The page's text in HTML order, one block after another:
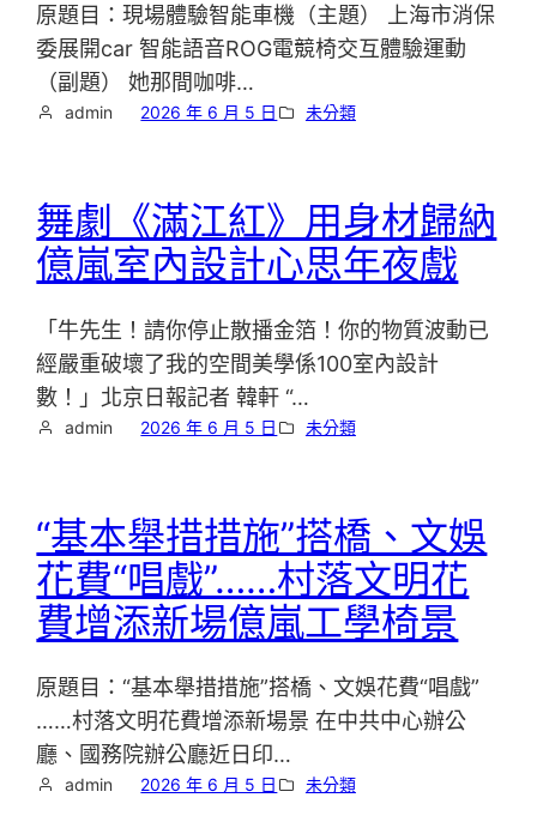
原題目：現場體驗智能車機（主題） 上海市消保
委展開car 智能語音ROG電競椅交互體驗運動
（副題） 她那間咖啡…
admin 2026 年 6 月 5 日 未分類
舞劇《滿江紅》用身材歸納
億嵐室內設計心思年夜戲
「牛先生！請你停止散播金箔！你的物質波動已
經嚴重破壞了我的空間美學係100室內設計
數！」北京日報記者 韓軒 “…
admin 2026 年 6 月 5 日 未分類
“基本舉措措施”搭橋、文娛
花費“唱戲”……村落文明花
費增添新場億嵐工學椅景
原題目：“基本舉措措施”搭橋、文娛花費“唱戲”
……村落文明花費增添新場景 在中共中心辦公
廳、國務院辦公廳近日印…
admin 2026 年 6 月 5 日 未分類